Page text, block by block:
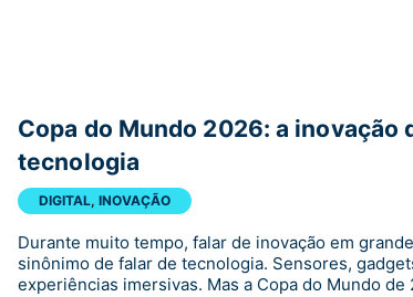
Copa do Mundo 2026: a inovação
tecnologia
DIGITAL, INOVAÇÃO
Durante muito tempo, falar de inovação em
sinônimo de falar de tecnologia. Sensores,
experiências imersivas. Mas a Copa do Mundo